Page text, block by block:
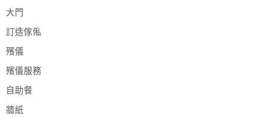
大門
訂造傢俬
殯儀
殯儀服務
自助餐
牆紙